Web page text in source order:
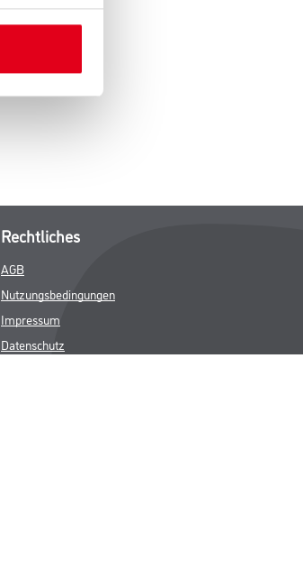
Rechtliches
AGB
Nutzungsbedingungen
Impressum
Datenschutz